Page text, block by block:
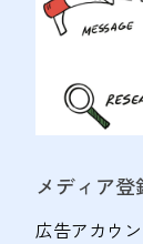
メディア登
広告アカウ